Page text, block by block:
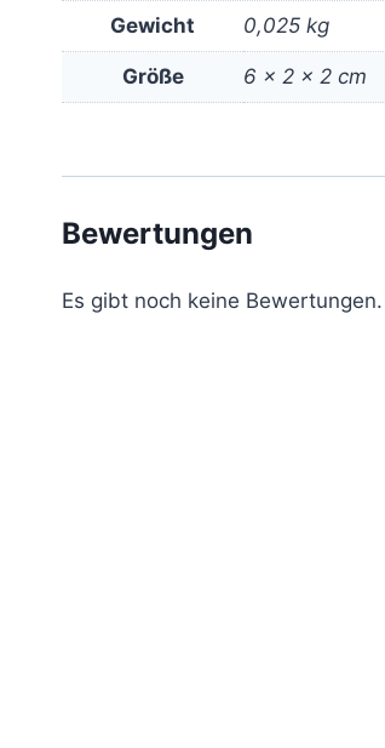
Gewicht 0,025 kg
Größe 6 × 2 × 2 cm
Bewertungen
Es gibt noch keine Bewertungen.